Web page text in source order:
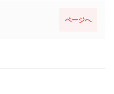
ページへ